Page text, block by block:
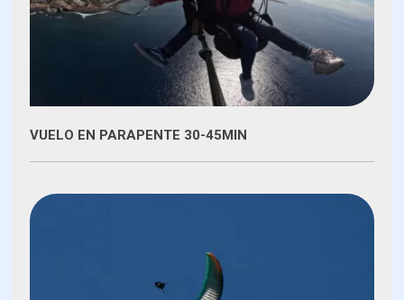
VUELO EN PARAPENTE 30-45MIN